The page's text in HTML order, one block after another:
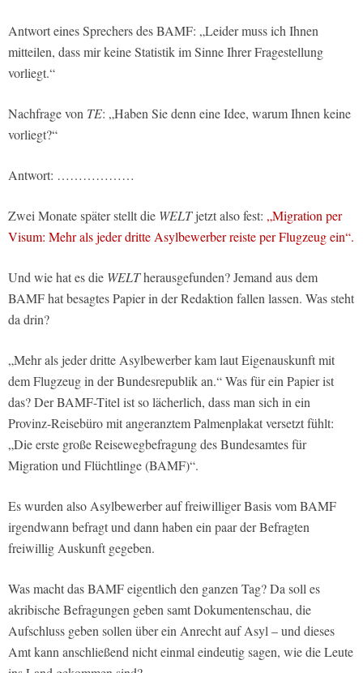
Antwort eines Sprechers des BAMF: „Leider muss ich Ihnen
mitteilen, dass mir keine Statistik im Sinne Ihrer Fragestellung
vorliegt.“
Nachfrage von TE: „Haben Sie denn eine Idee, warum Ihnen keine
vorliegt?“
Antwort: ………………
Zwei Monate später stellt die WELTjetzt also fest: „Migration per
Visum: Mehr als jeder dritte Asylbewerber reiste per Flugzeug ein“.
Und wie hat es die WELTherausgefunden? Jemand aus dem
BAMF hat besagtes Papier in der Redaktion fallen lassen. Was steht
da drin?
„Mehr als jeder dritte Asylbewerber kam laut Eigenauskunft mit
dem Flugzeug in der Bundesrepublik an.“ Was für ein Papier ist
das? Der BAMF-Titel ist so lächerlich, dass man sich in ein
Provinz-Reisebüro mit angeranztem Palmenplakat versetzt fühlt:
„Die erste große Reisewegbefragung des Bundesamtes für
Migration und Flüchtlinge (BAMF)“.
Es wurden also Asylbewerber auf freiwilliger Basis vom BAMF
irgendwann befragt und dann haben ein paar der Befragten
freiwillig Auskunft gegeben.
Was macht das BAMF eigentlich den ganzen Tag? Da soll es
akribische Befragungen geben samt Dokumentenschau, die
Aufschluss geben sollen über ein Anrecht auf Asyl – und dieses
Amt kann anschließend nicht einmal eindeutig sagen, wie die Leute